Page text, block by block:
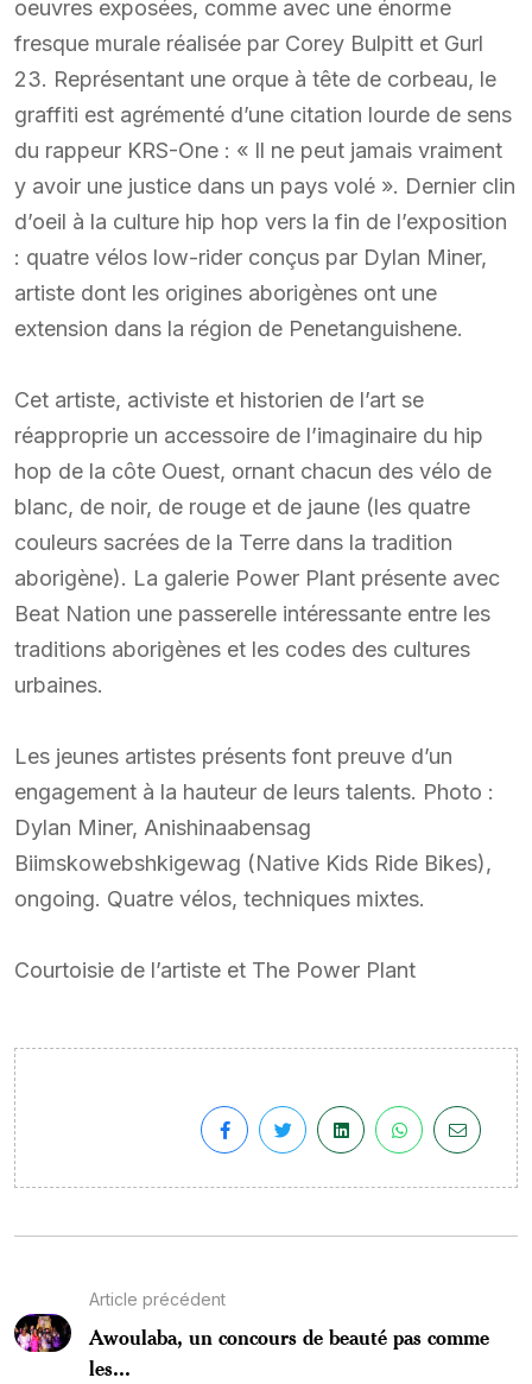
oeuvres exposées, comme avec une énorme
fresque murale réalisée par Corey Bulpitt et Gurl
23. Représentant une orque à tête de corbeau, le
graffiti est agrémenté d’une citation lourde de sens
du rappeur KRS-One : « Il ne peut jamais vraiment
y avoir une justice dans un pays volé ». Dernier clin
d’oeil à la culture hip hop vers la fin de l’exposition
: quatre vélos low-rider conçus par Dylan Miner,
artiste dont les origines aborigènes ont une
extension dans la région de Penetanguishene.
Cet artiste, activiste et historien de l’art se
réapproprie un accessoire de l’imaginaire du hip
hop de la côte Ouest, ornant chacun des vélo de
blanc, de noir, de rouge et de jaune (les quatre
couleurs sacrées de la Terre dans la tradition
aborigène). La galerie Power Plant présente avec
Beat Nation une passerelle intéressante entre les
traditions aborigènes et les codes des cultures
urbaines.
Les jeunes artistes présents font preuve d’un
engagement à la hauteur de leurs talents. Photo :
Dylan Miner, Anishinaabensag
Biimskowebshkigewag (Native Kids Ride Bikes),
ongoing. Quatre vélos, techniques mixtes.
Courtoisie de l’artiste et The Power Plant
Article précédent
Awoulaba, un concours de beauté pas comme
les...